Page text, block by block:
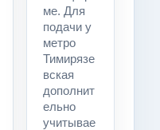
ме. Для
подачи у
метро
Тимирязе
вская
дополнит
ельно
учитывае